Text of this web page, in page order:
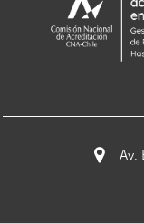
Av.